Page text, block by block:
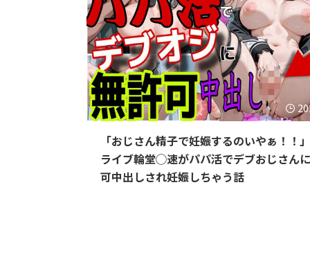
「おじさん精子で妊娠するのいやぁ！！
ライブ輪堂◯速がパパ活でデブおじさん
可中出しされ妊娠しちゃう話